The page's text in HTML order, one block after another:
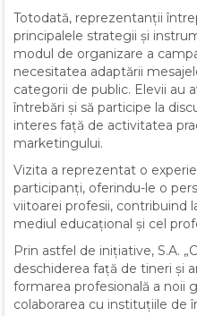
Totodată, reprezentanții
principalele strategii și
modul de organizare a
necesitatea adaptării
categorii de public. Elevii au
întrebări și să participe la
interes față de activitatea
marketingului.
Vizita a reprezentat o
participanți, oferindu-le o
viitoarei profesii, contribuind
mediul educațional și cel
Prin astfel de inițiative, S.A.
deschiderea față de tineri și
formarea profesională a noii
colaborarea cu instituțiile de